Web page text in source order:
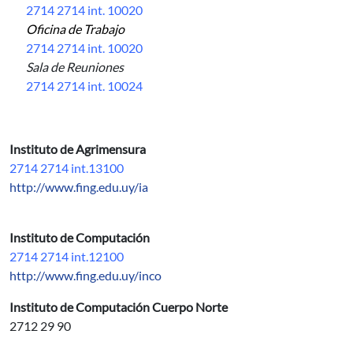
2714 2714 int. 10020
Oficina de Trabajo
2714 2714 int. 10020
Sala de Reuniones
2714 2714 int. 10024
Instituto de Agrimensura
2714 2714 int.13100
http://www.fing.edu.uy/ia
Instituto de Computación
2714 2714 int.12100
http://www.fing.edu.uy/inco
Instituto de Computación Cuerpo Norte
2712 29 90